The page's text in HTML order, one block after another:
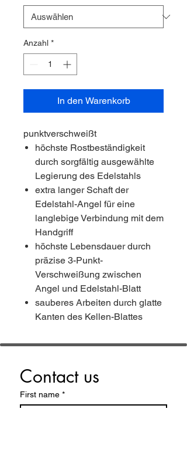
Anzahl *
In den Warenkorb
punktverschweißt
höchste Rostbeständigkeit
durch sorgfältig ausgewählte
Legierung des Edelstahls
extra langer Schaft der
Edelstahl-Angel für eine
langlebige Verbindung mit dem
Handgriff
höchste Lebensdauer durch
präzise 3-Punkt-
Verschweißung zwischen
Angel und Edelstahl-Blatt
sauberes Arbeiten durch glatte
Kanten des Kellen-Blattes
Contact us
First name *